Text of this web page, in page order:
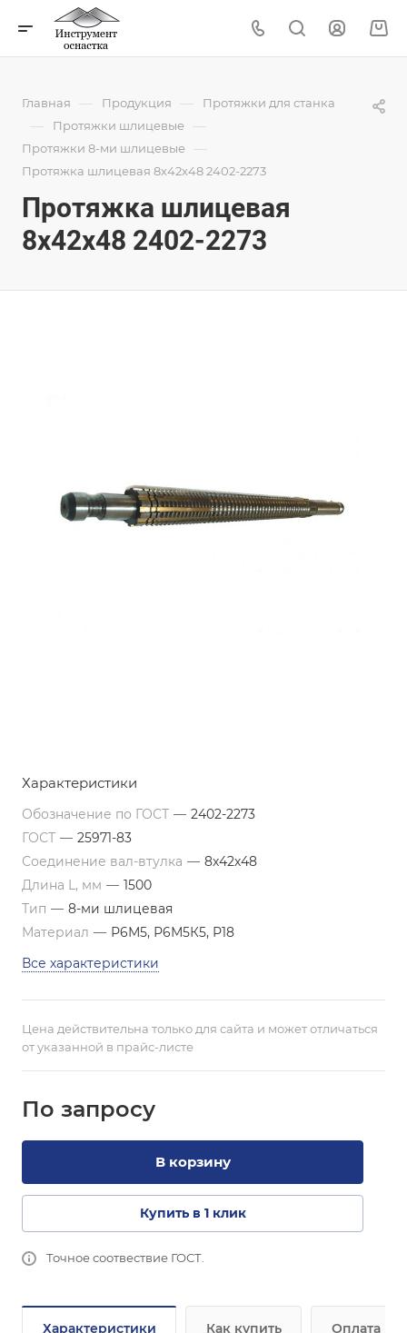
Главная — Продукция — Протяжки для станка
— Протяжки шлицевые —
Протяжки 8-ми шлицевые —
Протяжка шлицевая 8x42x48 2402-2273
Протяжка шлицевая
8x42x48 2402-2273
Характеристики
Обозначение по ГОСТ — 2402-2273
ГОСТ — 25971-83
Соединение вал-втулка — 8х42х48
Длина L, мм — 1500
Тип — 8-ми шлицевая
Материал — Р6М5, Р6М5К5, Р18
Все характеристики
Цена действительна только для сайта и может отличаться
от указанной в прайс-листе
По запросу
В корзину
Купить в 1 клик
Точное соотвествие ГОСТ.
Характеристики Как купить Оплата